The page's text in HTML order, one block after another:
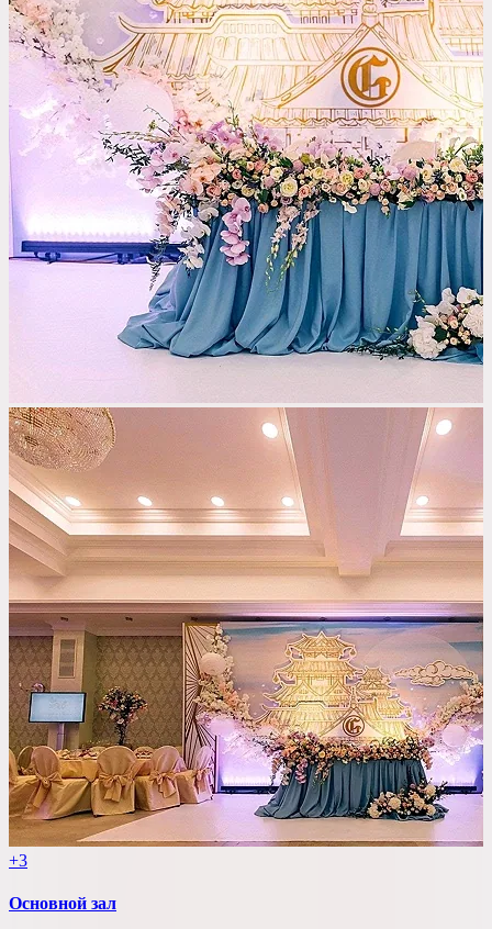
С шоу программой
Своя парковка
Показать7площадок Сбросить все фильтры
+3
Основной зал